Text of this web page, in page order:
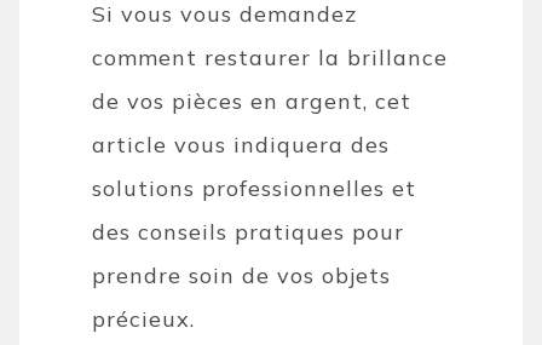
Si vous vous demandez
comment restaurer la brillance
de vos pièces en argent, cet
article vous indiquera des
solutions professionnelles et
des conseils pratiques pour
prendre soin de vos objets
précieux.